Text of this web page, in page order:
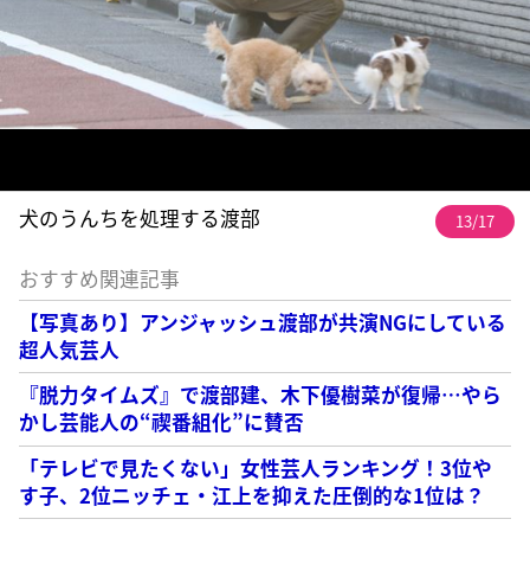
犬のうんちを処理する渡部 13/17
おすすめ関連記事
【写真あり】アンジャッシュ渡部が共演NGにしている
超人気芸人
『脱力タイムズ』で渡部建、木下優樹菜が復帰…やら
かし芸能人の“禊番組化”に賛否
「テレビで見たくない」女性芸人ランキング！3位や
す子、2位ニッチェ・江上を抑えた圧倒的な1位は？